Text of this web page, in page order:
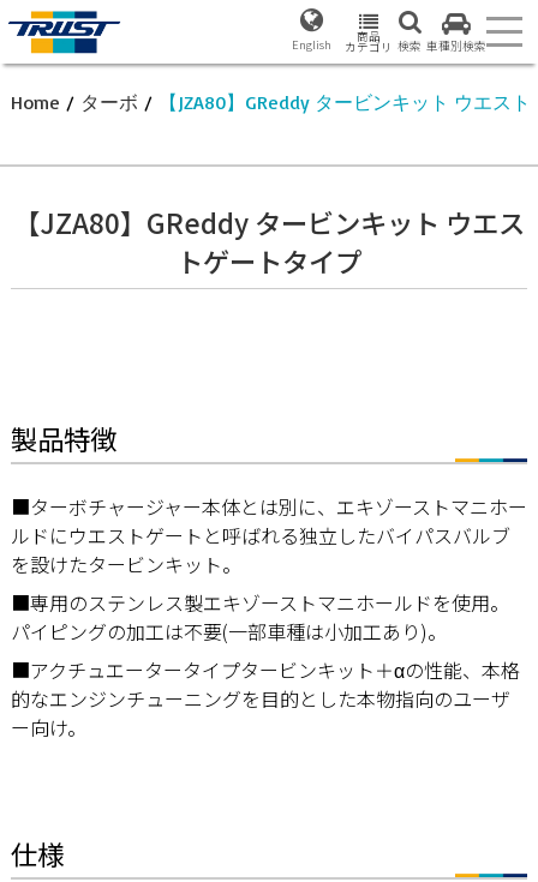
English 商品
カテゴリ 検索 車種別検索
Home / ターボ / 【JZA80】GReddy タービンキット ウエス
【JZA80】GReddy タービンキット ウエス
トゲートタイプ
製品特徴
■ターボチャージャー本体とは別に、エキゾーストマニホー
ルドにウエストゲートと呼ばれる独立したバイパスバルブ
を設けたタービンキット。
■専用のステンレス製エキゾーストマニホールドを使用。
パイピングの加工は不要(一部車種は小加工あり)。
■アクチュエータータイプタービンキット＋αの性能、本格
的なエンジンチューニングを目的とした本物指向のユーザ
ー向け。
仕様